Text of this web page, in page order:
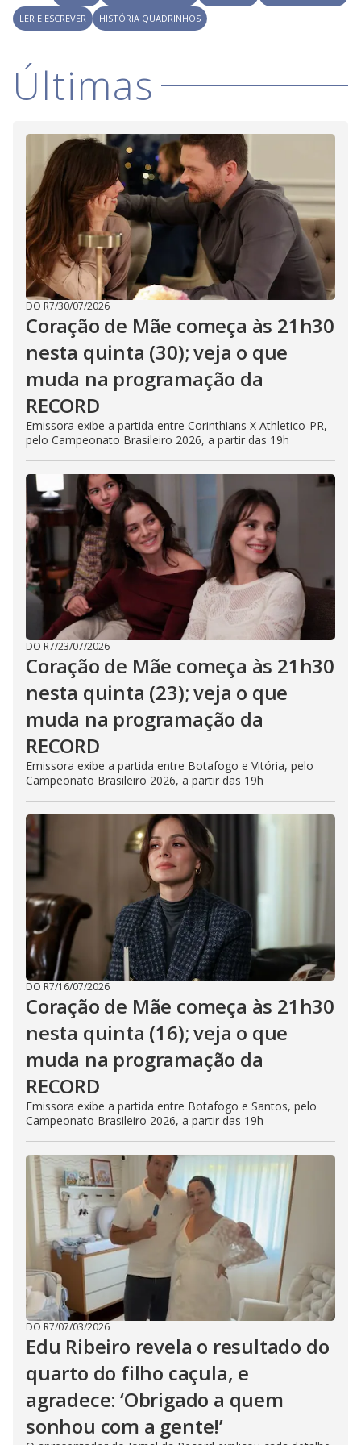
i
d
e
o
LER E ESCREVER
HISTÓRIA QUADRINHOS
Últimas
DO R7/30/07/2026
Coração de Mãe começa às 21h30
nesta quinta (30); veja o que
muda na programação da
RECORD
Emissora exibe a partida entre Corinthians X Athletico-PR,
pelo Campeonato Brasileiro 2026, a partir das 19h
DO R7/23/07/2026
Coração de Mãe começa às 21h30
nesta quinta (23); veja o que
muda na programação da
RECORD
Emissora exibe a partida entre Botafogo e Vitória, pelo
Campeonato Brasileiro 2026, a partir das 19h
DO R7/16/07/2026
Coração de Mãe começa às 21h30
nesta quinta (16); veja o que
muda na programação da
RECORD
Emissora exibe a partida entre Botafogo e Santos, pelo
Campeonato Brasileiro 2026, a partir das 19h
DO R7/07/03/2026
Edu Ribeiro revela o resultado do
quarto do filho caçula, e
agradece: ‘Obrigado a quem
sonhou com a gente!’